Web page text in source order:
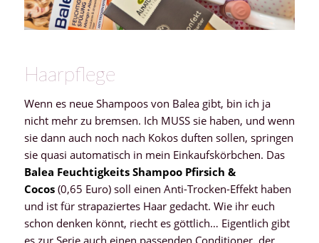
Haarpflege
Wenn es neue Shampoos von Balea gibt, bin ich ja
nicht mehr zu bremsen. Ich MUSS sie haben, und wenn
sie dann auch noch nach Kokos duften sollen, springen
sie quasi automatisch in mein Einkaufskörbchen. Das
Balea Feuchtigkeits Shampoo Pfirsich &
Cocos(0,65 Euro) soll einen Anti-Trocken-Effekt haben
und ist für strapaziertes Haar gedacht. Wie ihr euch
schon denken könnt, riecht es göttlich… Eigentlich gibt
es zur Serie auch einen passenden Conditioner, der